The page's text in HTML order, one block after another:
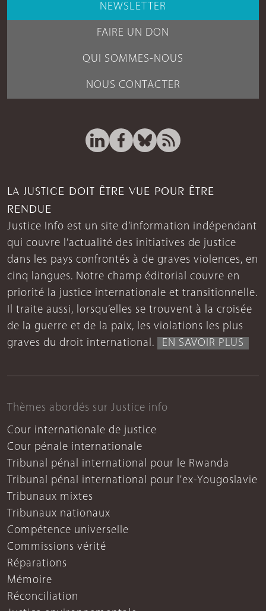
NEWSLETTER
FAIRE UN DON
QUI SOMMES-NOUS
NOUS CONTACTER
LA JUSTICE DOIT ÊTRE VUE POUR ÊTRE
RENDUE
Justice Info est un site d’information indépendant
qui couvre l’actualité des initiatives de justice
dans les pays confrontés à de graves violences, en
cinq langues. Notre champ éditorial couvre en
priorité la justice internationale et transitionnelle.
Il traite aussi, lorsqu’elles se trouvent à la croisée
de la guerre et de la paix, les violations les plus
graves du droit international.
EN SAVOIR PLUS
Thèmes abordés sur Justice info
Cour internationale de justice
Cour pénale internationale
Tribunal pénal international pour le Rwanda
Tribunal pénal international pour l'ex-Yougoslavie
Tribunaux mixtes
Tribunaux nationaux
Compétence universelle
Commissions vérité
Réparations
Mémoire
Réconciliation